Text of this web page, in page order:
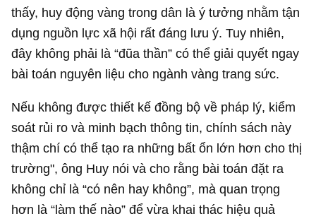
thấy, huy động vàng trong dân là ý tưởng nhằm tận
dụng nguồn lực xã hội rất đáng lưu ý. Tuy nhiên,
đây không phải là “đũa thần” có thể giải quyết ngay
bài toán nguyên liệu cho ngành vàng trang sức.
Nếu không được thiết kế đồng bộ về pháp lý, kiểm
soát rủi ro và minh bạch thông tin, chính sách này
thậm chí có thể tạo ra những bất ổn lớn hơn cho thị
trường", ông Huy nói và cho rằng bài toán đặt ra
không chỉ là “có nên hay không”, mà quan trọng
hơn là “làm thế nào” để vừa khai thác hiệu quả